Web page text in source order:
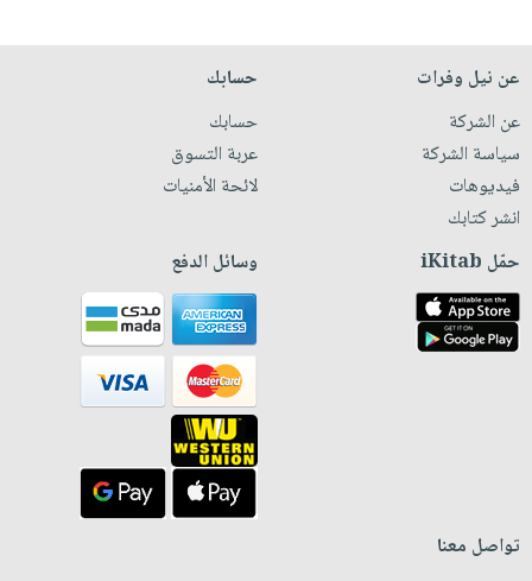
عن نيل وفرات
عن الشركة
سياسة الشركة
فيديوهات
انشر كتابك
حسابك
حسابك
عربة التسوق
لائحة الأمنيات
حمّل iKitab وسائل الدفع
تواصل معنا